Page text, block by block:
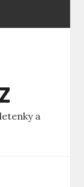
a